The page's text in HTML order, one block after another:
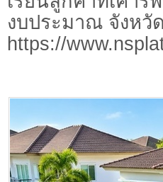
งบประมาณ จังหวั
https://